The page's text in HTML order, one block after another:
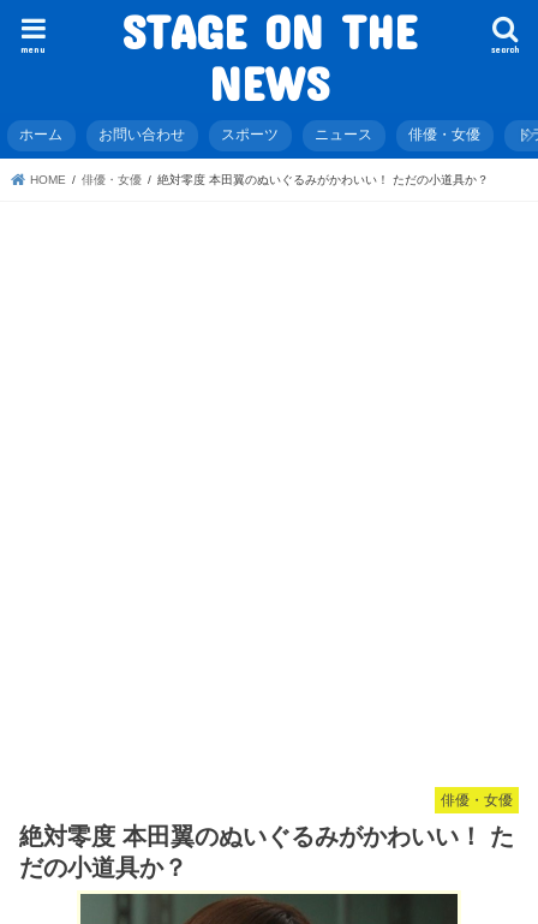
STAGE ON THE
NEWS
search
menu
ホーム お問い合わせ スポーツ ニュース 俳優・女優
HOME 俳優・女優 絶対零度 本田翼のぬいぐるみがかわいい！ ただの小道具か？
俳優・女優
絶対零度 本田翼のぬいぐるみがかわいい！ た
だの小道具か？